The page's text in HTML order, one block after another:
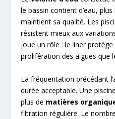
le bassin contient d’eau,
maintient sa qualité. Les
résistent mieux aux
joue un rôle : le liner
prolifération des algues que
La fréquentation précédant
durée acceptable. Une
plus de matières
filtration régulière. Le